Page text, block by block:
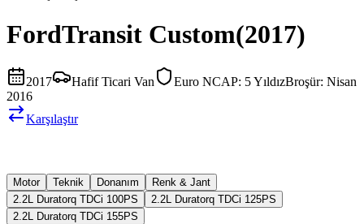
FordTransit Custom(2017)
2017 Hafif Ticari Van Euro NCAP: 5 YıldızBroşür: Nisan
2016
Karşılaştır
Motor Teknik Donanım
Renk & Jant
2.2L Duratorq TDCi 100PS
2.2L Duratorq TDCi 125PS
2.2L Duratorq TDCi 155PS